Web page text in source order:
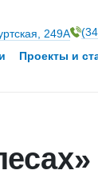
249А
Проекты и